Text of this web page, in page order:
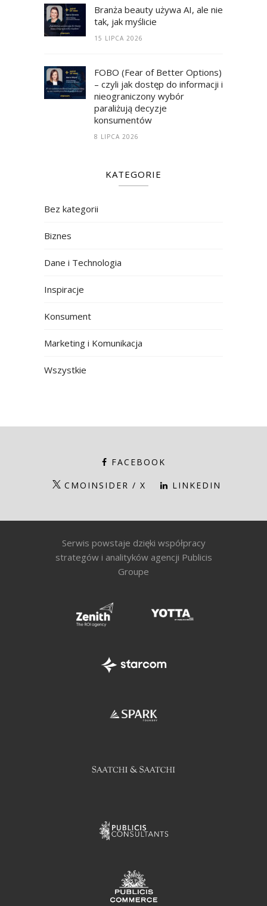
Branża beauty używa AI, ale nie
tak, jak myślicie
15 LIPCA 2026
FOBO (Fear of Better Options)
– czyli jak dostęp do informacji i
nieograniczony wybór
paraliżują decyzje
konsumentów
8 LIPCA 2026
KATEGORIE
Bez kategorii
Biznes
Dane i Technologia
Inspiracje
Konsument
Marketing i Komunikacja
Wszystkie
FACEBOOK
CMOINSIDER / X LINKEDIN
Serwis powstaje dzięki współpracy
strategów i analityków agencji Publicis
Groupe